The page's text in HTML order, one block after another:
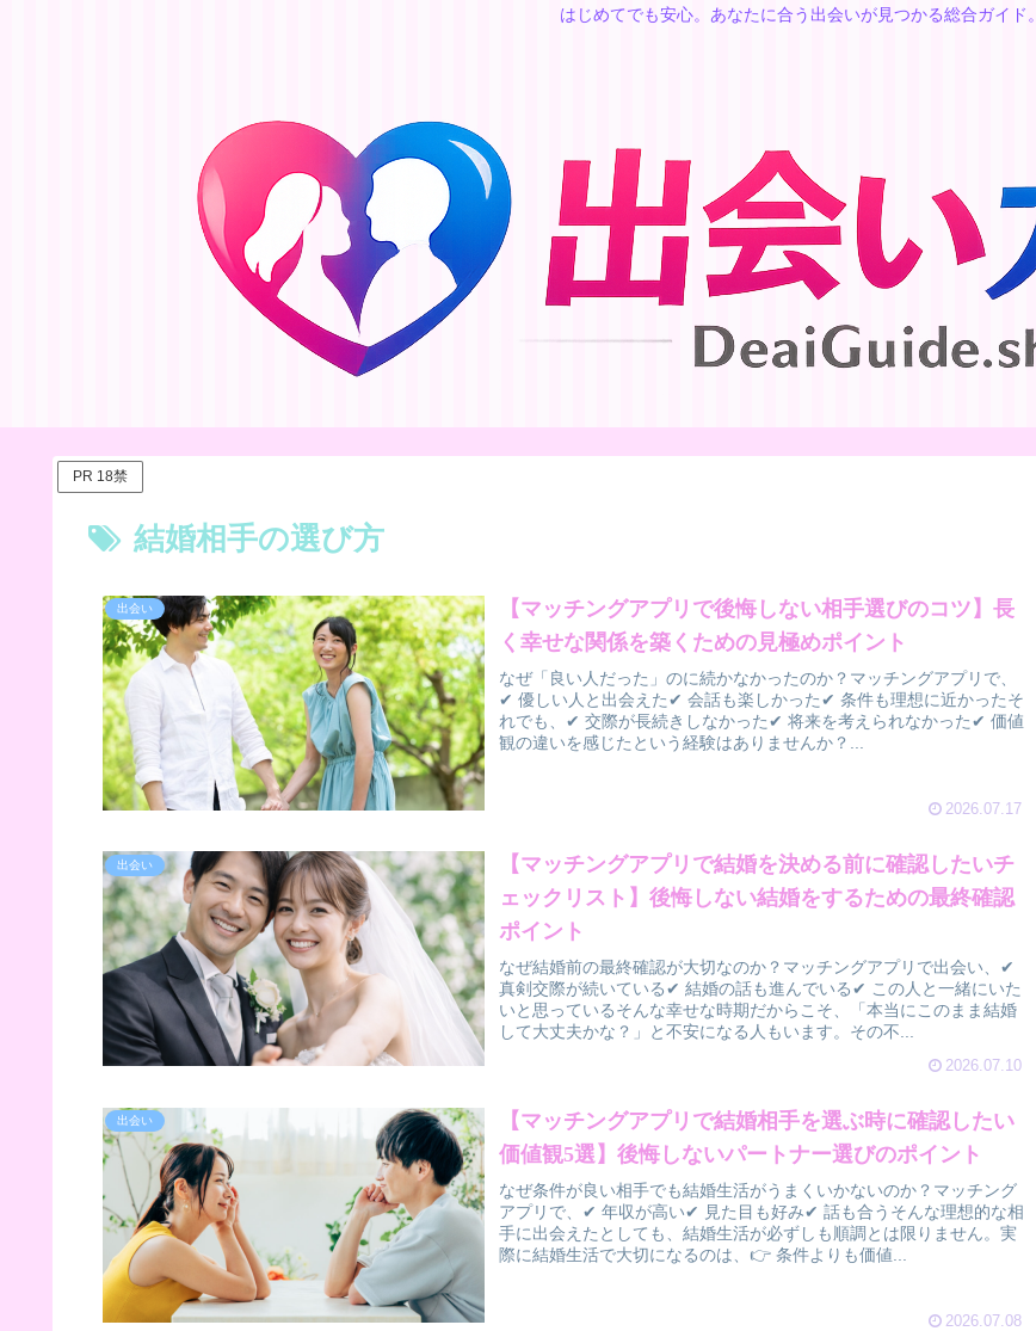
はじめてでも安心。あなたに合う出会いが見つかる総合ガイド。
PR 18禁
結婚相手の選び方
出会い
【マッチングアプリで後悔しない相手選びのコツ】長
く幸せな関係を築くための見極めポイント
なぜ「良い人だった」のに続かなかったのか？マッチングアプリで、
✔ 優しい人と出会えた✔ 会話も楽しかった✔ 条件も理想に近かったそ
れでも、✔ 交際が長続きしなかった✔ 将来を考えられなかった✔ 価値
観の違いを感じたという経験はありませんか？...
2026.07.17
出会い
【マッチングアプリで結婚を決める前に確認したいチ
ェックリスト】後悔しない結婚をするための最終確認
ポイント
なぜ結婚前の最終確認が大切なのか？マッチングアプリで出会い、✔
真剣交際が続いている✔ 結婚の話も進んでいる✔ この人と一緒にいた
いと思っているそんな幸せな時期だからこそ、「本当にこのまま結婚
して大丈夫かな？」と不安になる人もいます。その不...
2026.07.10
出会い
【マッチングアプリで結婚相手を選ぶ時に確認したい
価値観5選】後悔しないパートナー選びのポイント
なぜ条件が良い相手でも結婚生活がうまくいかないのか？マッチング
アプリで、✔ 年収が高い✔ 見た目も好み✔ 話も合うそんな理想的な相
手に出会えたとしても、結婚生活が必ずしも順調とは限りません。実
際に結婚生活で大切になるのは、👉 条件よりも価値...
2026.07.08